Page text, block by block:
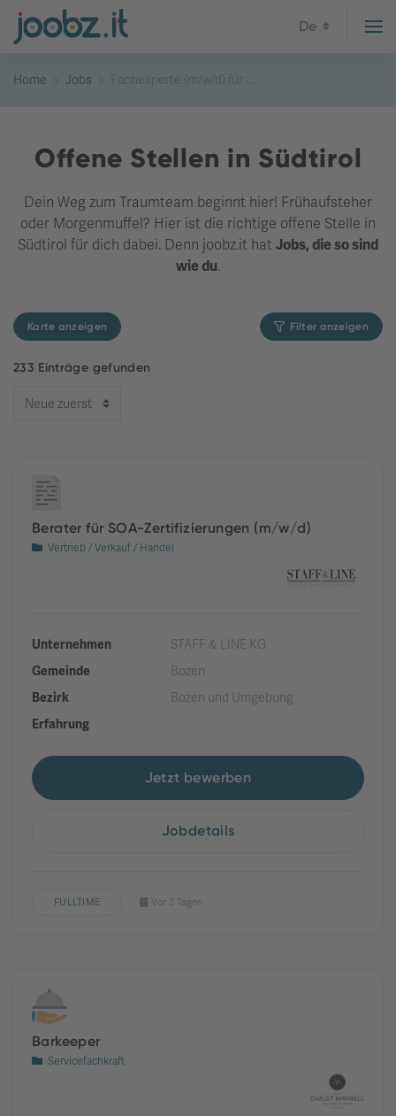
De
Home Jobs Fachexperte (m/w/d) für ...
Offene Stellen in Südtirol
Dein Weg zum Traumteam beginnt hier! Frühaufsteher
oder Morgenmuffel? Hier ist die richtige offene Stelle in
Südtirol für dich dabei. Denn joobz.it hat Jobs, die so sind
wie du.
Karte anzeigen Filter anzeigen
233 Einträge gefunden
Berater für SOA-Zertifizierungen (m/w/d)
Vertrieb / Verkauf / Handel
Unternehmen
STAFF & LINE KG
Gemeinde
Bozen
Bezirk
Bozen und Umgebung
Erfahrung
Jetzt bewerben
Jobdetails
FULLTIME Vor 2 Tagen
Barkeeper
Servicefachkraft